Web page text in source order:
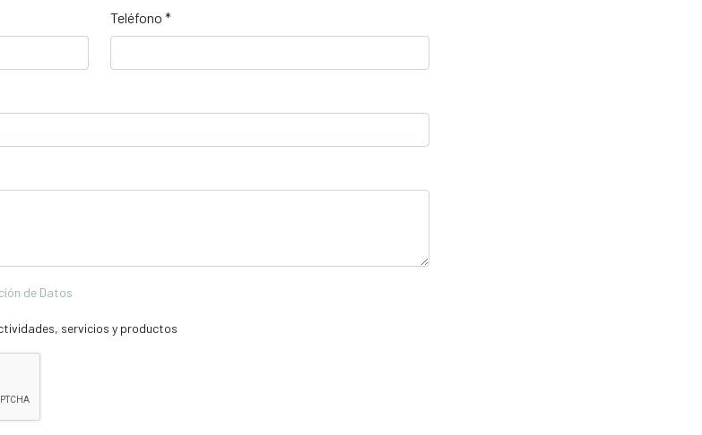
Teléfono *
de Datos
servicios y productos